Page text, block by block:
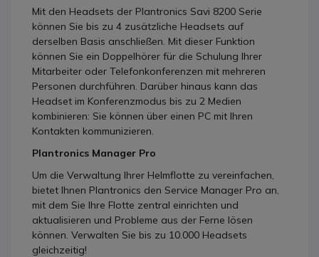
Mit den Headsets der Plantronics Savi 8200 Serie
können Sie bis zu 4 zusätzliche Headsets auf
derselben Basis anschließen. Mit dieser Funktion
können Sie ein Doppelhörer für die Schulung Ihrer
Mitarbeiter oder Telefonkonferenzen mit mehreren
Personen durchführen. Darüber hinaus kann das
Headset im Konferenzmodus bis zu 2 Medien
kombinieren: Sie können über einen PC mit Ihren
Kontakten kommunizieren.
Plantronics Manager Pro
Um die Verwaltung Ihrer Helmflotte zu vereinfachen,
bietet Ihnen Plantronics den Service Manager Pro an,
mit dem Sie Ihre Flotte zentral einrichten und
aktualisieren und Probleme aus der Ferne lösen
können. Verwalten Sie bis zu 10.000 Headsets
gleichzeitig!